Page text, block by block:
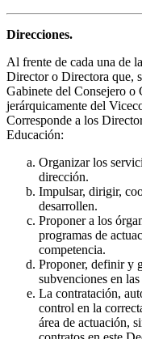
Direcciones.
Al frente de cada una de
Director o Directora que,
Gabinete del Consejero o
jerárquicamente del
Corresponde a los
Educación:
Organizar los
dirección.
Impulsar, dirigir,
desarrollen.
Proponer a los
programas de
competencia.
Proponer, definir y
subvenciones en
La contratación,
control en la
área de actuación,